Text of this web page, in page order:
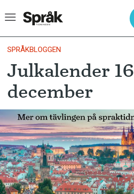
Hem
Artiklar
Krönikor
Språkfrågor
Skrivtips
Bokrecensioner
Kviss
SPRÅKBLOGGEN
Julkalender 16
december